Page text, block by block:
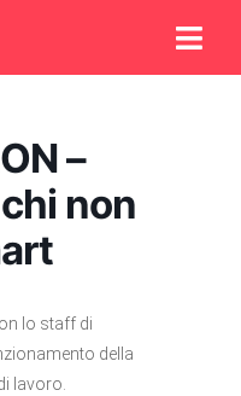
–
non
lo staff di
della
lavoro.